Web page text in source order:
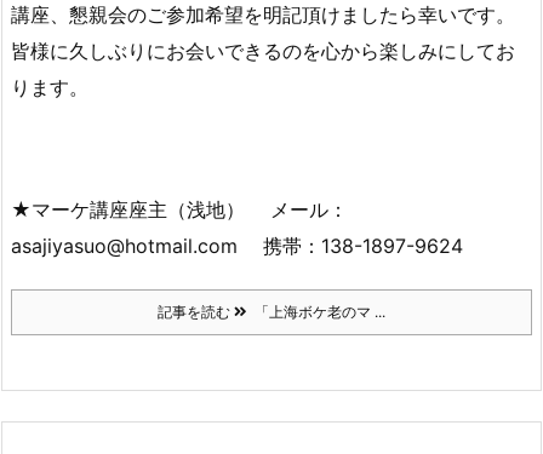
講座、懇親会のご参加希望を明記頂けましたら幸いです。
皆様に久しぶりにお会いできるのを心から楽しみにしてお
ります。
★マーケ講座座主（浅地） メール：
asajiyasuo@hotmail.com 携帯：138-1897-9624
記事を読む 「上海ボケ老のマ ...